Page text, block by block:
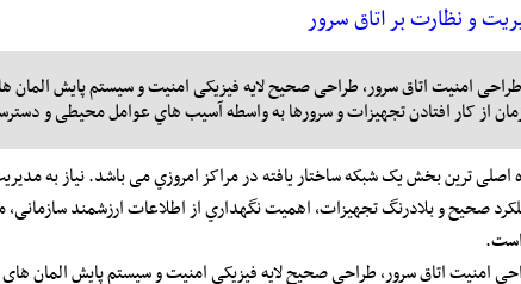
و نظارت بر اتاق سرور
امنیت اتاق سرور، طراحی صحیح لایه فیزیکی امنیت و سیستم پایش
از کار افتادن تجهیزات و سرورها به واسطه آسیب هاي عوامل محیطی و
اصلی ترین بخش یک شبکه ساختار یافته در مراکز امروزي می باشد. نیاز به
صحیح و بلادرنگ تجهیزات، اهمیت نگهداري از اطلاعات ارزشمند
است.
امنیت اتاق سرور، طراحی صحیح لایه فیزیکی امنیت و سیستم پایش المان